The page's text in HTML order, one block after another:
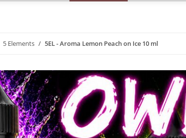
5 Elements 5EL - Aroma Lemon Peach on Ice 10 ml